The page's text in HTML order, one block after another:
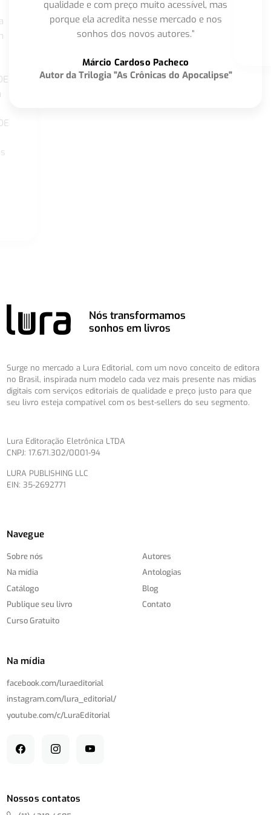
qualidade e com preço muito acessível, mas
porque ela acredita nesse mercado e nos
sonhos dos novos autores.”
Márcio Cardoso Pacheco
Autor da Trilogia "As Crônicas do Apocalipse"
Nós transformamos
sonhos em livros
Surge no mercado a Lura Editorial, com um novo conceito de editora
no Brasil, inspirada num modelo cada vez mais presente nas mídias
digitais com serviços editoriais de qualidade e preço justo para que
seu livro esteja compatível com os best-sellers do seu segmento.
Lura Editoração Eletrônica LTDA
CNPJ: 17.671.302/0001-94
LURA PUBLISHING LLC
EIN: 35-2692771
Navegue
Sobre nós
Na mídia
Catálogo
Publique seu livro
Curso Gratuito
Autores
Antologias
Blog
Contato
Na mídia
facebook.com/luraeditorial
instagram.com/lura_editorial/
youtube.com/c/LuraEditorial
Nossos contatos